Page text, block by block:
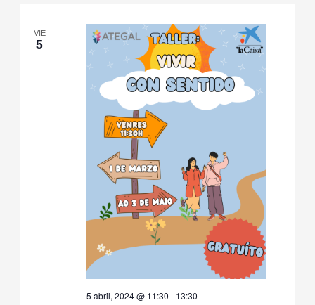
VIE
5
5 abril, 2024 @ 11:30 - 13:30